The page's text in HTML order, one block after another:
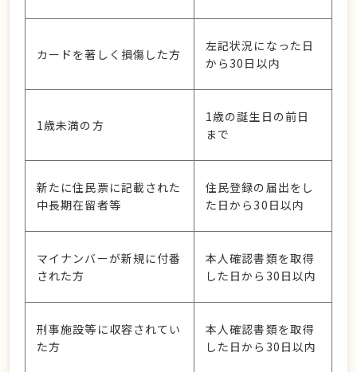
カードを著しく損傷した方
左記状況になった日
から30日以内
1歳未満の方
1歳の誕生日の前日
まで
新たに住民票に記載された
中長期在留者等
住民登録の届出をし
た日から30日以内
マイナンバーが新規に付番
された方
本人確認書類を取得
した日から30日以内
刑事施設等に収容されてい
た方
本人確認書類を取得
した日から30日以内